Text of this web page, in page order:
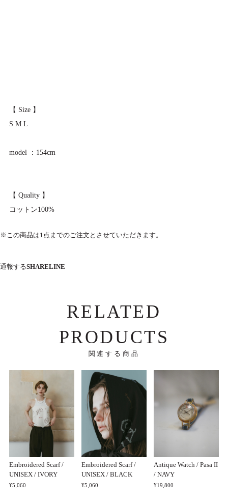
【 Size 】
S M L
model ：154cm
【 Quality 】
コットン100%
※この商品は1点までのご注文とさせていただきます。
通報するSHARELINE
RELATED
PRODUCTS
関連する商品
Embroidered Scarf /
UNISEX / IVORY
¥5,060
Embroidered Scarf /
UNISEX / BLACK
¥5,060
Antique Watch / Pasa II
/ NAVY
¥19,800